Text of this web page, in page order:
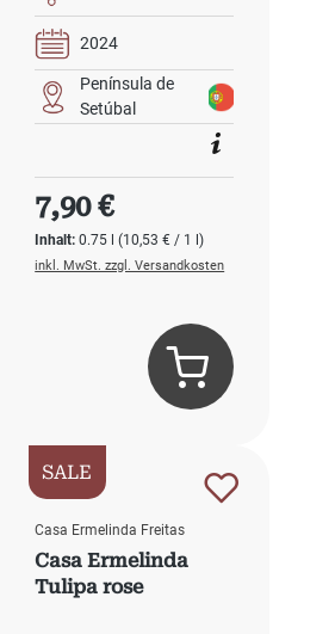
2024
Península de
Setúbal
Inhalt:0.75 l(10,53 € / 1 l)
Regulärer Preis:
7,90 €
inkl. MwSt. zzgl. Versandkosten
SALE
Casa Ermelinda Freitas
Casa Ermelinda
Tulipa rose